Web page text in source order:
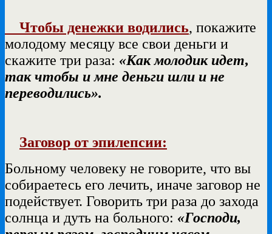
Чтобы денежки водились, покажите
молодому месяцу все свои деньги и
скажите три раза: «Как молодик идет,
так чтобы и мне деньги шли и не
переводились».
Заговор от эпилепсии:
Больному человеку не говорите, что вы
собираетесь его лечить, иначе заговор не
подействует. Говорить три раза до захода
солнца и дуть на больного: «Господи,